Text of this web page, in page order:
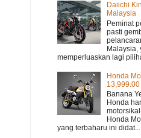
Daiichi
Malaysia
Peminat
pasti
Malaysia,
memperluaskan lagi
Honda
13,999.00
Banana
Honda
Honda
yang terbaharu ini didat...